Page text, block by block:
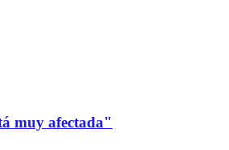
muy afectada"